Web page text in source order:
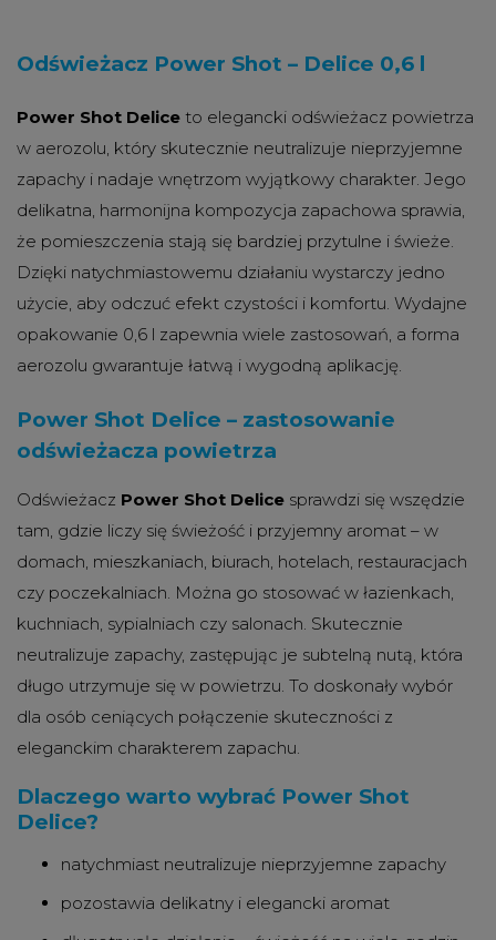
Odświeżacz Power Shot – Delice 0,6 l
Power Shot Delice to elegancki odświeżacz powietrza
w aerozolu, który skutecznie neutralizuje nieprzyjemne
zapachy i nadaje wnętrzom wyjątkowy charakter. Jego
delikatna, harmonijna kompozycja zapachowa sprawia,
że pomieszczenia stają się bardziej przytulne i świeże.
Dzięki natychmiastowemu działaniu wystarczy jedno
użycie, aby odczuć efekt czystości i komfortu. Wydajne
opakowanie 0,6 l zapewnia wiele zastosowań, a forma
aerozolu gwarantuje łatwą i wygodną aplikację.
Power Shot Delice – zastosowanie
odświeżacza powietrza
Odświeżacz Power Shot Delice sprawdzi się wszędzie
tam, gdzie liczy się świeżość i przyjemny aromat – w
domach, mieszkaniach, biurach, hotelach, restauracjach
czy poczekalniach. Można go stosować w łazienkach,
kuchniach, sypialniach czy salonach. Skutecznie
neutralizuje zapachy, zastępując je subtelną nutą, która
długo utrzymuje się w powietrzu. To doskonały wybór
dla osób ceniących połączenie skuteczności z
eleganckim charakterem zapachu.
Dlaczego warto wybrać Power Shot
Delice?
natychmiast neutralizuje nieprzyjemne zapachy
pozostawia delikatny i elegancki aromat